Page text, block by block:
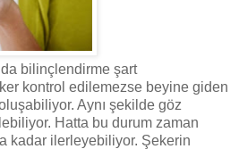
bilinçlendirme şart
kontrol edilemezse beyine giden
Aynı şekilde göz
Hatta bu durum zaman
kadar ilerleyebiliyor. Şekerin